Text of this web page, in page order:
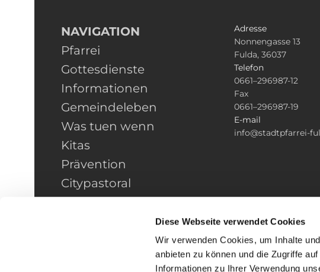
Diese Webseite verwendet Cookies
Wir verwenden Cookies, um Inhalte
anbieten zu können und die Zugriffe
Informationen zu Ihrer Verwendung
NAVIGATION
Pfarrei
Gottesdienste
Informationen
Gemeindeleben
Was tuen wenn
Kitas
Prävention
Citypastoral
Kontakt
HINWEISGEBERSCHUTZ
Adresse
Nonnengasse 13
Fulda, 36037
Telefon
0661–296987-12
Fax
0661–296987-19
E-mail
info@stadtpfarrei-